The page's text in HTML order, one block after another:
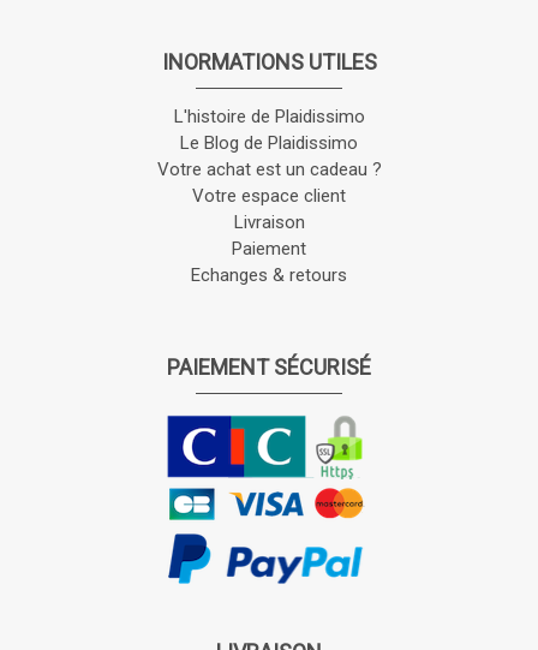
INORMATIONS UTILES
L'histoire de Plaidissimo
Le Blog de Plaidissimo
Votre achat est un cadeau ?
Votre espace client
Livraison
Paiement
Echanges & retours
PAIEMENT SÉCURISÉ